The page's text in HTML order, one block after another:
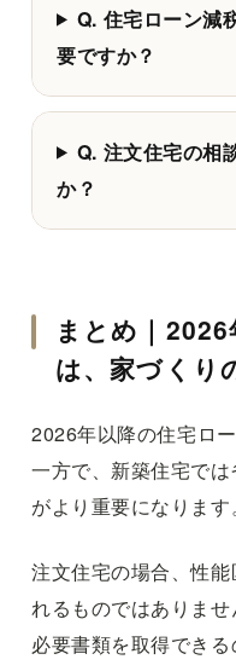
Q. 住宅ローン減
要ですか？
Q. 注文住宅の相
か？
まとめ｜
は、家づくり
2026年以降の住宅ロ
一方で、新築住宅で
がより重要になります。
注文住宅の場合、性
れるものではありませ
必要書類を取得でき